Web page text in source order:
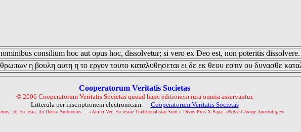
consilium hoc aut opus hoc, dissolvetur; si vero ex Deo est, non poteritis dissolvere.
η βουλη αυτη η το εργον τουτο καταλυθησεται ει δε εκ θεου εστιν ου δυνασθε
Cooperatorum Veritatis Societas
© 2006 Cooperatorum Veritatis Societas quoad hanc editionem iura omnia asservantur.
Litterula per inscriptionem electronicam: Cooperatorum Veritatis Societas
ibi Ecclesia, ibi Deus» Ambrosius ... «Amici Veri Ecclesiae Traditionalistae Sunt.» Divus Pius X Papa: «Notre Charge Apostolique»